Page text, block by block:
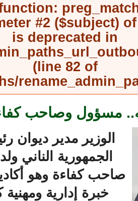
function:
#2 ($subject)
is deprecated in
(line82of
مسؤول وصاحب
الوزير مدير ديوان
الجمهورية الناني
صاحب كفاءة وهو
خبرة إدارية ومهنية